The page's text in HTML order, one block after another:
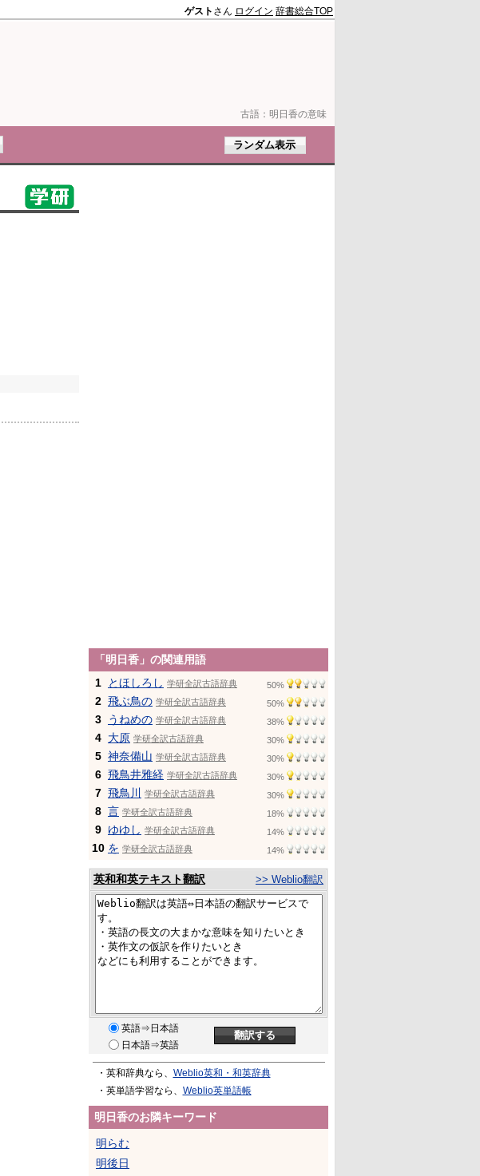
古語： 明日香の意味
ゲスト さん ログイン 辞書総合TOP
「明日香」の関連用語
1
とほしろし 学研全訳古語辞典 50%
2 飛ぶ鳥の 学研全訳古語辞典 50%
3 うねめの 学研全訳古語辞典 38%
4 大原 学研全訳古語辞典 30%
5 神奈備山 学研全訳古語辞典 30%
6 飛鳥井雅経 学研全訳古語辞典 30%
7 飛鳥川 学研全訳古語辞典 30%
8 言 学研全訳古語辞典 18%
9 ゆゆし 学研全訳古語辞典 14%
10 を 学研全訳古語辞典 14%
英和和英テキスト翻訳 >> Weblio翻訳
英語⇒日本語
日本語⇒英語
・英和辞典なら、 Weblio英和・和英辞典
・英単語学習なら、 Weblio英単語帳
明日香のお隣キーワード
明らむ
明後日